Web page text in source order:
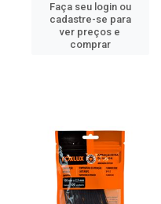
Faça seu login ou
cadastre-se para
ver preços e
comprar